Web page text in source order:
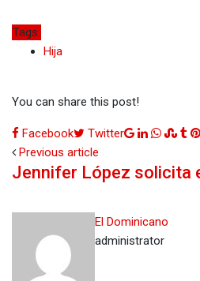
Tags:
Hija
You can share this post!
Facebook Twitter Google+
LinkedIn
Previous article
Jennifer López solicita
El Dominicano
administrator